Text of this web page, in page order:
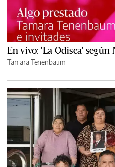
En vivo: 'La Odisea' según
Tamara Tenenbaum